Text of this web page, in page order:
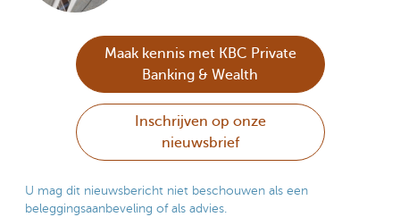
Maak kennis met KBC Private
Banking & Wealth
Inschrijven op onze
nieuwsbrief
U mag dit nieuwsbericht niet beschouwen als een
beleggingsaanbeveling of als advies.